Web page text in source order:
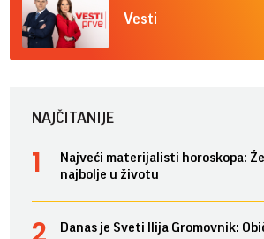
Vesti
NAJČITANIJE
Najveći materijalisti horoskopa:
najbolje u životu
Danas je Sveti Ilija Gromovnik: